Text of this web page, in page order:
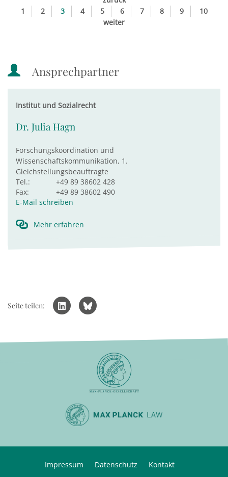
1
2 3 4 5 6 7 8 9
10
weiter
Ansprechpartner
Institut und Sozialrecht
Dr. Julia Hagn
Forschungskoordination und
Wissenschaftskommunikation, 1.
Gleichstellungsbeauftragte
Tel.:
+49 89 38602 428
Fax:
+49 89 38602 490
E-Mail schreiben
Mehr erfahren
Seite teilen:
Impressum Datenschutz Kontakt